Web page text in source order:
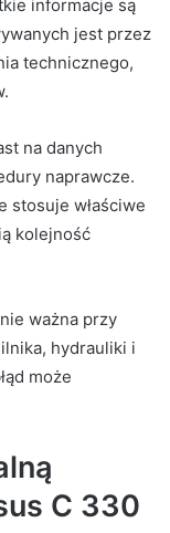
informacje są
jest przez
technicznego,
na danych
naprawcze.
stosuje właściwe
kolejność
ważna przy
hydrauliki i
może
C 330